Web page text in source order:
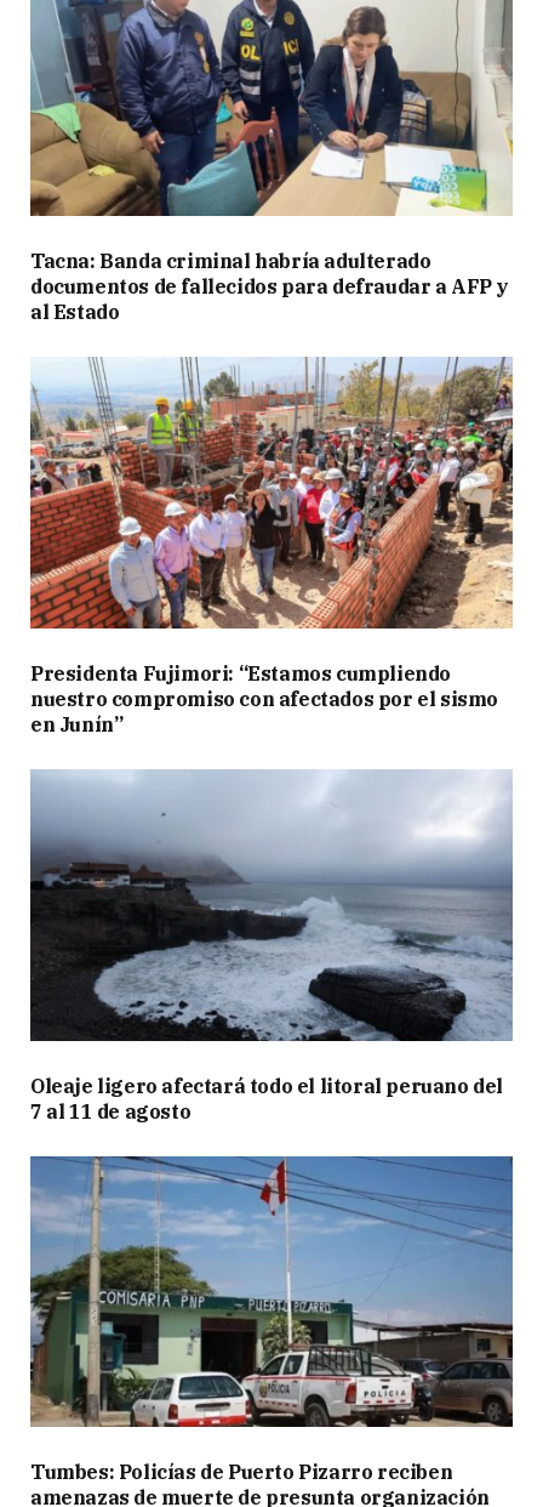
Tacna: Banda criminal habría adulterado
documentos de fallecidos para defraudar a AFP y
al Estado
Presidenta Fujimori: “Estamos cumpliendo
nuestro compromiso con afectados por el sismo
en Junín”
Oleaje ligero afectará todo el litoral peruano del
7 al 11 de agosto
Tumbes: Policías de Puerto Pizarro reciben
amenazas de muerte de presunta organización